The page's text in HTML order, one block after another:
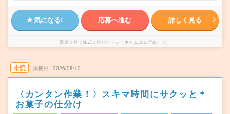
気になる! 応募へ進む 詳しく見る
派遣会社 株式会社バイトレ（キャムコムグループ）
未読 掲載日 2026/08/10
〈カンタン作業！〉スキマ時間にサクッと＊
お菓子の仕分け